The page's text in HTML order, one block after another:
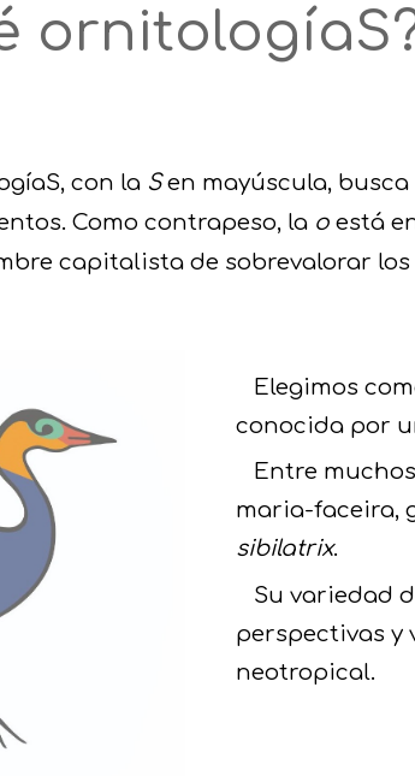
con la Sen mayúscula,
.Como contrapeso, la o está
capitalista de sobrevalorar
Elegimos
conocida por
Entre
maria-faceira,
sibilatrix.
Su variedad
perspectivas y
neotropical.